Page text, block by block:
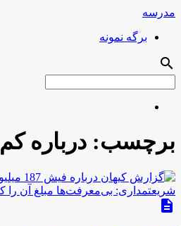
مدرسه
برگه نمونه
search
برچسب: درباره کم
description